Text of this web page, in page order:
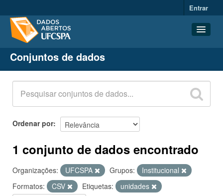
Entrar
Conjuntos de dados
Organizações
Grupos
Sobre
Conjuntos de dados
Ordenar por
1 conjunto de dados encontrado
Organizações: UFCSPA Grupos:
Institucional
Formatos:
CSV Etiquetas:
unidades